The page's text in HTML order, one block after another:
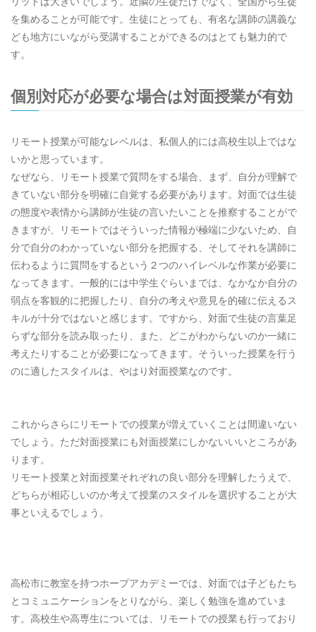
を集めることが可能です。生徒にとっても、有名な講師の講義な
ども地方にいながら受講することができるのはとても魅力的で
す。
個別対応が必要な場合は対面授業が有効
リモート授業が可能なレベルは、私個人的には高校生以上ではな
いかと思っています。
なぜなら、リモート授業で質問をする場合、まず、自分が理解で
きていない部分を明確に自覚する必要があります。対面では生徒
の態度や表情から講師が生徒の言いたいことを推察することがで
きますが、リモートではそういった情報が極端に少ないため、自
分で自分のわかっていない部分を把握する、そしてそれを講師に
伝わるように質問をするという２つのハイレベルな作業が必要に
なってきます。一般的には中学生ぐらいまでは、なかなか自分の
弱点を客観的に把握したり、自分の考えや意見を的確に伝えるス
キルが十分ではないと感じます。ですから、対面で生徒の言葉足
らずな部分を読み取ったり、また、どこがわからないのか一緒に
考えたりすることが必要になってきます。そういった授業を行う
のに適したスタイルは、やはり対面授業なのです。
これからさらにリモートでの授業が増えていくことは間違いない
でしょう。ただ対面授業にも対面授業にしかないいいところがあ
ります。
リモート授業と対面授業それぞれの良い部分を理解したうえで、
どちらが相応しいのか考えて授業のスタイルを選択することが大
事といえるでしょう。
高松市に教室を持つホープアカデミーでは、対面では子どもたち
とコミュニケーションをとりながら、楽しく勉強を進めていま
す。高校生や高専生については、リモートでの授業も行っており